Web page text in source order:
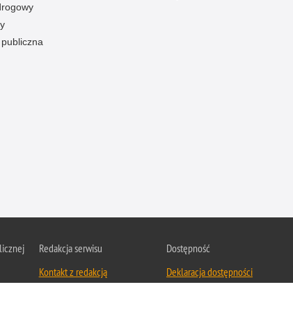
Redakcja serwisu
Kontakt z redakcją
Dostępność
Deklaracja dostępności